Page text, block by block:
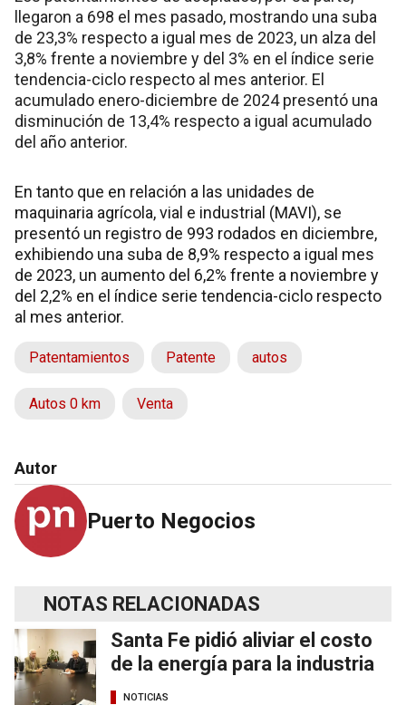
llegaron a 698 el mes pasado, mostrando una suba
de 23,3% respecto a igual mes de 2023, un alza del
3,8% frente a noviembre y del 3% en el índice serie
tendencia-ciclo respecto al mes anterior. El
acumulado enero-diciembre de 2024 presentó una
disminución de 13,4% respecto a igual acumulado
del año anterior.
En tanto que en relación a las unidades de
maquinaria agrícola, vial e industrial (MAVI), se
presentó un registro de 993 rodados en diciembre,
exhibiendo una suba de 8,9% respecto a igual mes
de 2023, un aumento del 6,2% frente a noviembre y
del 2,2% en el índice serie tendencia-ciclo respecto
al mes anterior.
Patentamientos Patente autos
Autos 0 km Venta
Autor
Puerto Negocios
NOTAS RELACIONADAS
Santa Fe pidió aliviar el costo
de la energía para la industria
NOTICIAS